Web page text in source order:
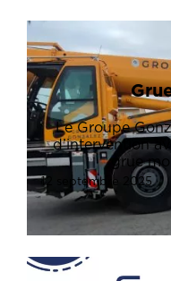
Le Groupe
d’intervention
grue
12 septembre 2025